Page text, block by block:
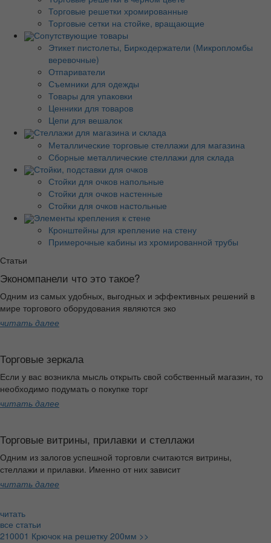
Торговые решетки хромированные
Торговые сетки на стойке, вращающие
Сопутствующие товары
Этикет пистолеты, Биркодержатели (Микропломбы
веревочные)
Отпариватели
Съемники для одежды
Товары для упаковки
Ценники для товаров
Цепи для вешалок
Стеллажи для магазина и склада
Металлические торговые стеллажи для магазина
Сборные металлические стеллажи для склада
Стойки, подставки для очков
Стойки для очков напольные
Стойки для очков настенные
Стойки для очков настольные
Элементы крепления к стене
Кронштейны для крепление на стену
Примерочные кабины из хромированной трубы
Статьи
Экономпанели что это такое?
Одним из самых удобных, выгодных и эффективных решений в
мире торгового оборудования являются эко
читать далее
Торговые зеркала
Если у вас возникла мысль открыть свой собственный магазин, то
необходимо подумать о покупке торг
читать далее
Торговые витрины, прилавки и стеллажи
Одним из залогов успешной торговли считаются витрины,
стеллажи и прилавки. Именно от них зависит
читать далее
читать
все статьи
210001 Крючок на решетку 200мм >>